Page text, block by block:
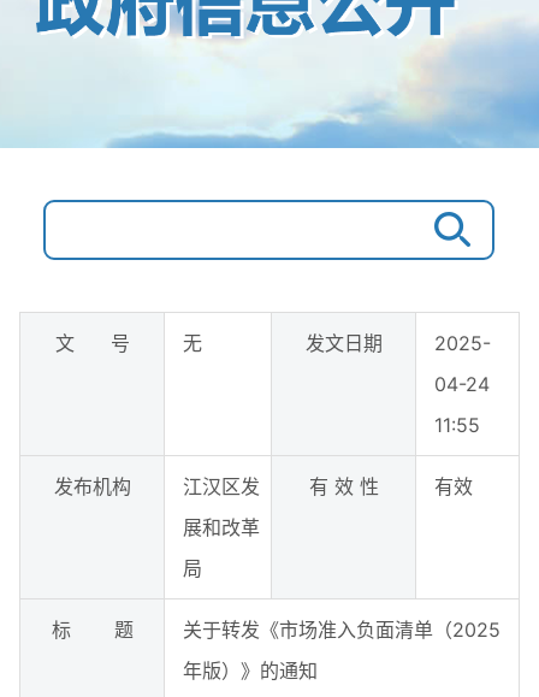
文 号 无 发文日期
2025-
04-24
11:55
发布机构
江汉区发
展和改革
局
有 效 性 有效
标 题
关于转发《市场准入负面清单（2025
年版）》的通知